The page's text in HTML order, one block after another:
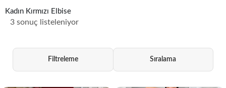
Kadın Kırmızı Elbise
3 sonuç listeleniyor
Filtreleme Sıralama